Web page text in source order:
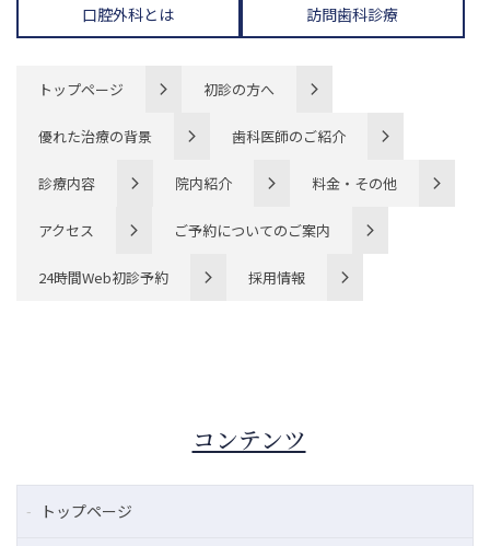
口腔外科とは 訪問歯科診療
トップページ 初診の方へ
優れた治療の背景 歯科医師のご紹介
診療内容 院内紹介 料金・その他
アクセス ご予約についてのご案内
24時間Web初診予約 採用情報
コンテンツ
トップページ